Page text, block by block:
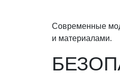
Современные
и материалами.